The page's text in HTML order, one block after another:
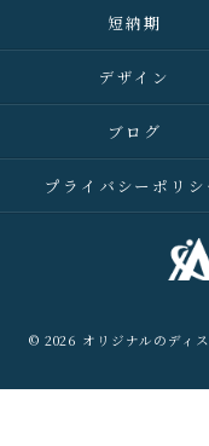
短納期
デザイン
ブログ
プライバシーポリシ
© 2026 オリジナルのディ